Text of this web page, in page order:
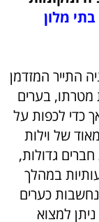
בתי מלון
התייר המזדמן
מטרתו, בערים
כדי לכפות על
של וילות
גדולות,
במהלך
כערים
למצוא